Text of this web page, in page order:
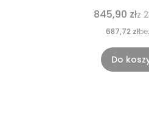
845,90 złz
687,72 zł
Do